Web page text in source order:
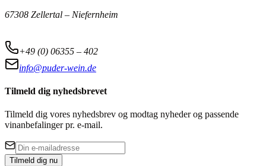
67308 Zellertal – Niefernheim
+49 (0) 06355 – 402
info@puder-wein.de
Tilmeld dig nyhedsbrevet
Tilmeld dig vores nyhedsbrev og modtag nyheder og passende
vinanbefalinger pr. e-mail.
Tilmeld dig nu